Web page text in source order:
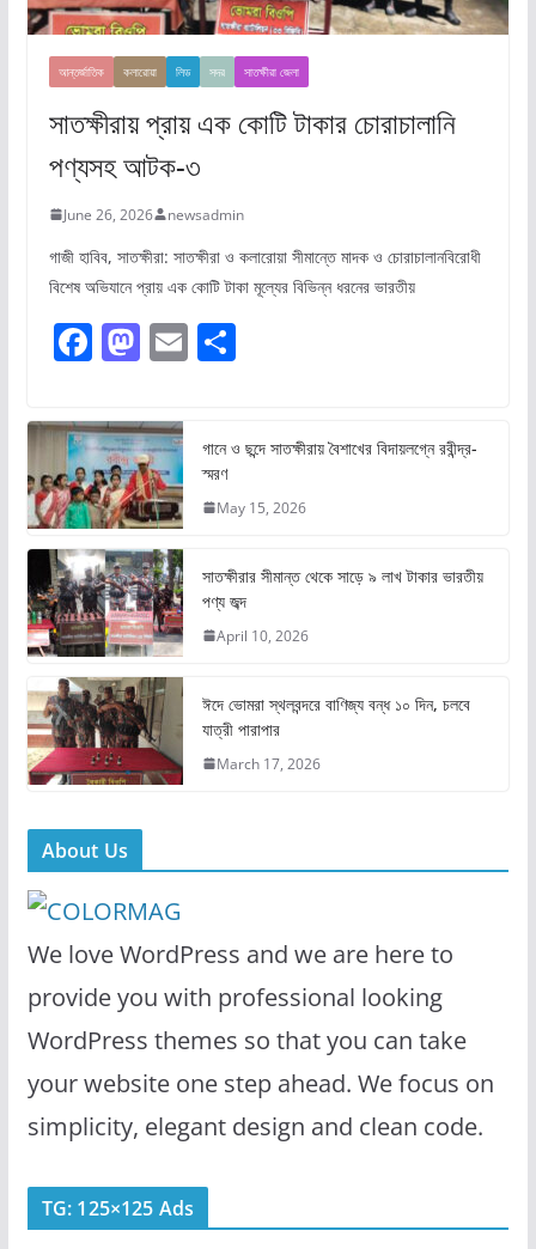
আন্তর্জাতিক কলারোয়া লিড সদর সাতক্ষীরা জেলা
সাতক্ষীরায় প্রায় এক কোটি টাকার চোরাচালানি
পণ্যসহ আটক-৩
June 26, 2026 newsadmin
গাজী হাবিব, সাতক্ষীরা: সাতক্ষীরা ও কলারোয়া সীমান্তে মাদক ও চোরাচালানবিরোধী
বিশেষ অভিযানে প্রায় এক কোটি টাকা মূল্যের বিভিন্ন ধরনের ভারতীয়
F
c
e
b
o
o
k
M
st
o
d
o
n
E S
e
গানে ও ছন্দে সাতক্ষীরায় বৈশাখের বিদায়লগ্নে রবীন্দ্র-
স্মরণ
May 15, 2026
সাতক্ষীরার সীমান্ত থেকে সাড়ে ৯ লাখ টাকার ভারতীয়
পণ্য জব্দ
April 10, 2026
ঈদে ভোমরা স্থলবন্দরে বাণিজ্য বন্ধ ১০ দিন, চলবে
যাত্রী পারাপার
March 17, 2026
About Us
We love WordPress and we are here to
provide you with professional looking
WordPress themes so that you can take
your website one step ahead. We focus on
simplicity, elegant design and clean code.
TG: 125×125 Ads